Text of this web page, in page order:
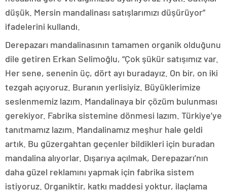
düşük. Mersin mandalinası satışlarımızı düşürüyor”
ifadelerini kullandı.
Derepazarı mandalinasının tamamen organik olduğunu
dile getiren Erkan Selimoğlu, “Çok şükür satışımız var.
Her sene, senenin üç, dört ayı buradayız. On bir, on iki
tezgah açıyoruz. Buranın yerlisiyiz. Büyüklerimize
seslenmemiz lazım. Mandalinaya bir çözüm bulunması
gerekiyor. Fabrika sistemine dönmesi lazım. Türkiye’ye
tanıtmamız lazım. Mandalinamız meşhur hale geldi
artık. Bu güzergahtan geçenler bildikleri için buradan
mandalina alıyorlar. Dışarıya açılmak, Derepazarı’nın
daha güzel reklamını yapmak için fabrika sistem
istiyoruz. Organiktir, katkı maddesi yoktur, ilaçlama